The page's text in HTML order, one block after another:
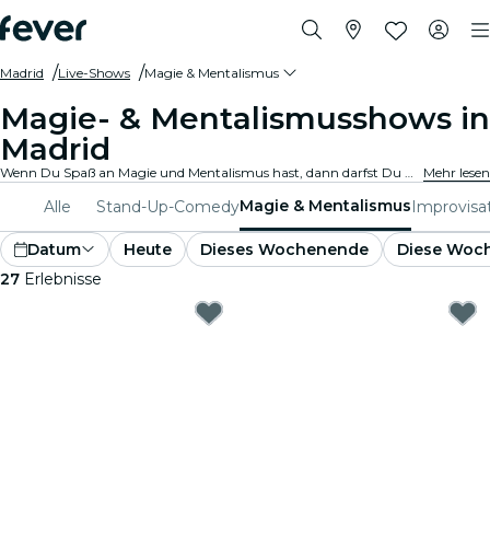
Madrid Live-Shows Magie & Mentalismus
Magie- & Mentalismusshows in
Madrid
Wenn Du Spaß an Magie und Mentalismus hast, dann darfst Du Dir nicht die atemberaubendsten Shows in Madrid entgehen lassen. Genieße einen zauberhaften Abend in bester Gesellschaft! Mehr lesen
Alle Stand-Up-ComedyMagie & Mentalismus
Datum Heute Dieses Wochenende
Diese
27 Erlebnisse